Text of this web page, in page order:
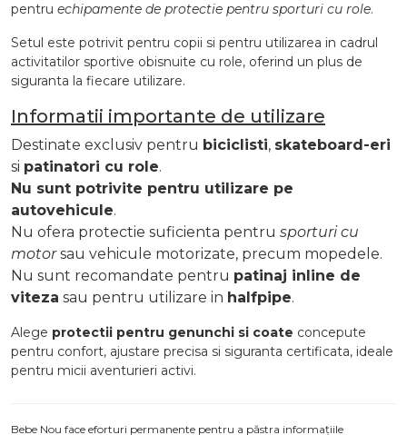
pentru echipamente de protectie pentru sporturi cu role.
Setul este potrivit pentru copii si pentru utilizarea in cadrul
activitatilor sportive obisnuite cu role, oferind un plus de
siguranta la fiecare utilizare.
Informatii importante de utilizare
Destinate exclusiv pentru biciclisti, skateboard-eri
si patinatori cu role.
Nu sunt potrivite pentru utilizare pe
autovehicule.
Nu ofera protectie suficienta pentru sporturi cu
motorsau vehicule motorizate, precum mopedele.
Nu sunt recomandate pentru patinaj inline de
viteza sau pentru utilizare in halfpipe.
Alege protectii pentru genunchi si coate concepute
pentru confort, ajustare precisa si siguranta certificata, ideale
pentru micii aventurieri activi.
Bebe Nou face eforturi permanente pentru a păstra informațiile